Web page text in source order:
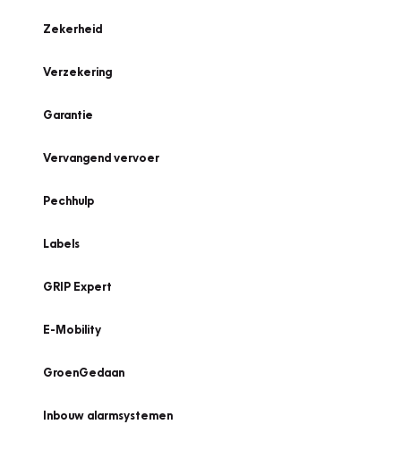
Zekerheid
Verzekering
Garantie
Vervangend vervoer
Pechhulp
Labels
GRIP Expert
E-Mobility
GroenGedaan
Inbouw alarmsystemen